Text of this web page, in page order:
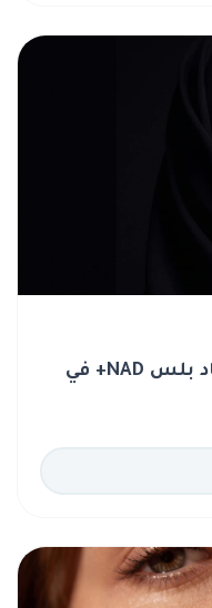
شد الوجه والبشرة بتقنية ناد بلس NAD+ في